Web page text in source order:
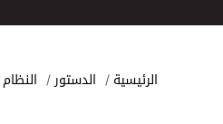
الرئيسية الدستور